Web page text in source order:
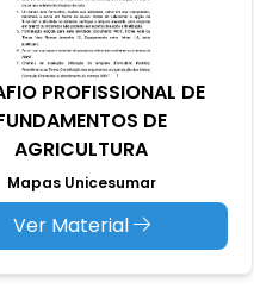
PROFISSIONAL DE
DE
AGRICULTURA
Mapas Unicesumar
Ver Material